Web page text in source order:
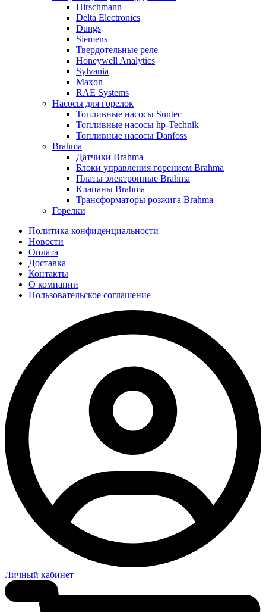
Hirschmann
Delta Electronics
Dungs
Siemens
Твердотельные реле
Honeywell Analytics
Sylvania
Maxon
RAE Systems
Насосы для горелок
Топливные насосы Suntec
Топливные насосы hp-Technik
Топливные насосы Danfoss
Brahma
Датчики Brahma
Блоки управления горением Brahma
Платы электронные Brahma
Клапаны Brahma
Трансформаторы розжига Brahma
Горелки
Политика конфиденциальности
Новости
Оплата
Доставка
Контакты
О компании
Пользовательское соглашение
Личный кабинет